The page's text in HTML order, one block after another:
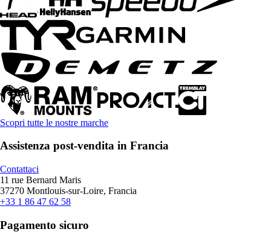
Scopri tutte le nostre marche
Assistenza post-vendita in Francia
Contattaci
11 rue Bernard Maris
37270 Montlouis-sur-Loire, Francia
+33 1 86 47 62 58
Pagamento sicuro